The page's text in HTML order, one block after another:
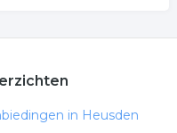
in Heusden